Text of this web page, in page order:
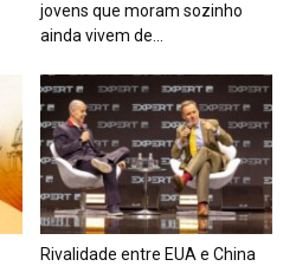
jovens que moram sozinho
ainda vivem de...
Rivalidade entre EUA e China